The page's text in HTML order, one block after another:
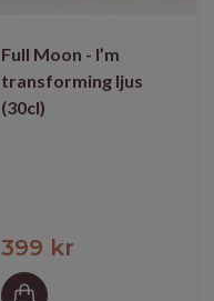
Full Moon - I’m
transforming ljus
(30cl)
399 kr